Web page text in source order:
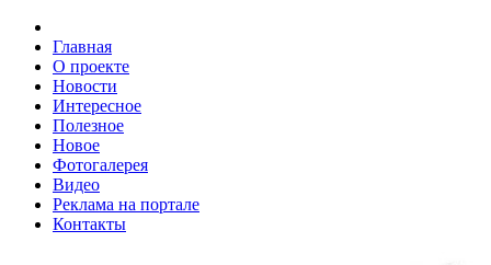
Главная
О проекте
Новости
Интересное
Полезное
Новое
Фотогалерея
Видео
Реклама на портале
Контакты